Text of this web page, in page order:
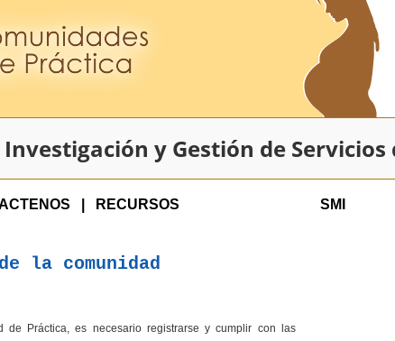
y Gestión de Servicios
RECURSOS SMI
la comunidad
Práctica, es necesario registrarse y cumplir con las